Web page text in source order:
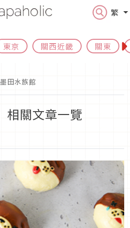
繁
東京 關西近畿 關東
墨田水族館
相關文章一覽